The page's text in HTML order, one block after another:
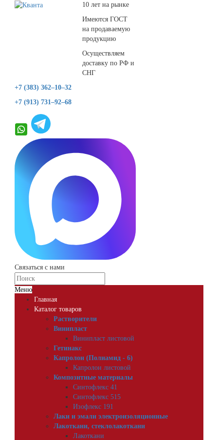
10 лет на рынке
Имеются ГОСТ
на продаваемую
продукцию
Осуществляем
доставку по РФ и
СНГ
+7 (383) 362–10–32
+7 (913) 731–92–68
Связаться с нами
Меню
Главная
Каталог товаров
Растворители
Винипласт
Винипласт листовой
Гетинакс
Капролон (Полиамид - 6)
Капролон листовой
Композитные материалы
Синтофлекс 41
Синтофлекс 515
Изофлекс 191
Лаки и эмали электроизоляционные
Лакоткани, стеклолакоткани
Лакоткани